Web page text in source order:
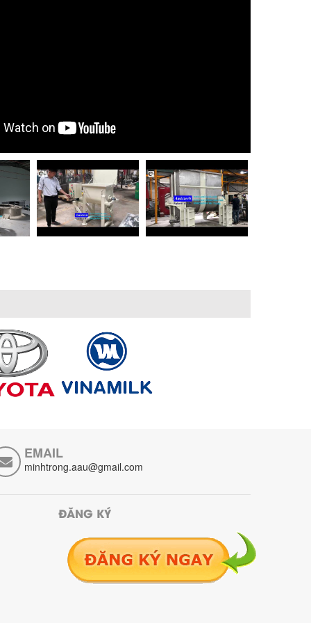
EMAIL
minhtrong.aau@gmail.com
ĐĂNG KÝ